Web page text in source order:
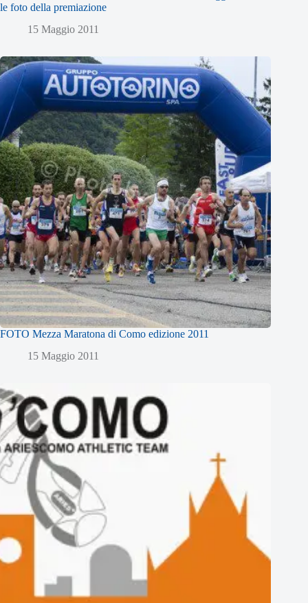
le foto della premiazione
15 Maggio 2011
FOTO Mezza Maratona di Como edizione 2011
15 Maggio 2011